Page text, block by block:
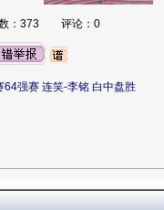
数：373 评论：0